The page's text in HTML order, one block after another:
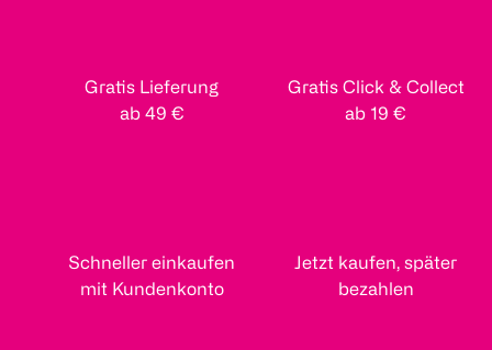
Gratis Lieferung
ab 49 €
Gratis Click & Collect
ab 19 €
Schneller einkaufen
mit Kundenkonto
Jetzt kaufen, später
bezahlen